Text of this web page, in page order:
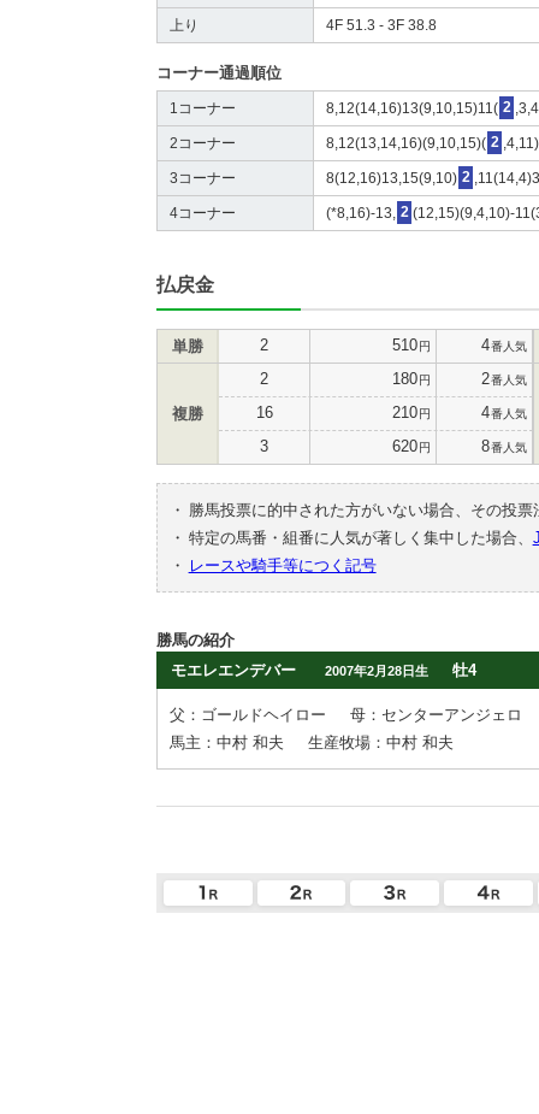
上り 4F 51.3 - 3F 38.8
コーナー通過順位
1コーナー 8,12(14,16)13(9,10,15)11( 2
2コーナー 8,12(13,14,16)(9,10,15)( 2
3コーナー 8(12,16)13,15(9,10) 2
4コーナー (*8,16)-13, 2 (12,15)(9,4,10)-
払戻金
単勝 2 510円 4番人気
複勝
2 180円 2番人気
16 210円 4番人気
3 620円 8番人気
・
勝馬投票に的中された方がいない場合、その投
・ 特定の馬番・組番に人気が著しく集中した場合、
・
レースや騎手等につく記号
勝馬の紹介
モエレエンデバー
2007年2月28日生 牡4
父：ゴールドヘイロー
母：センターアンジェロ
馬主：中村 和夫
生産牧場：中村 和夫